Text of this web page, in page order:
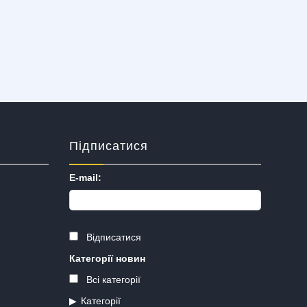
Підписатися
E-mail:
Відписатися
Категорії новин
Всі категорії
Категорії